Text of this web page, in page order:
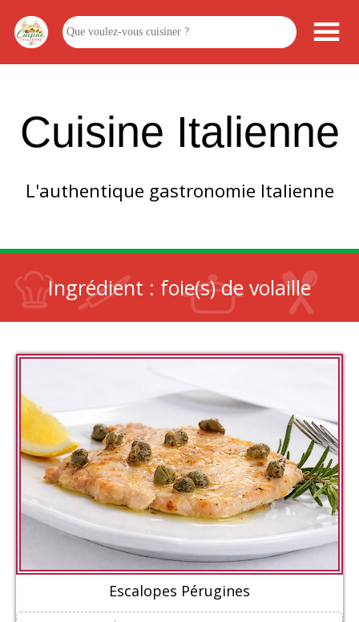
Cuisine Italienne
L'authentique gastronomie Italienne
Ingrédient : foie(s) de volaille
Escalopes Pérugines